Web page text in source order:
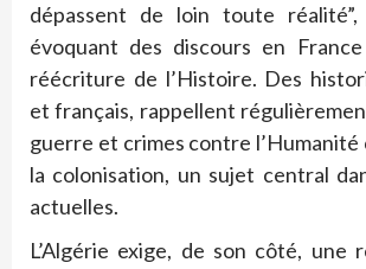
dépassent de loin toute
évoquant des discours en
réécriture de l’Histoire. Des
et français, rappellent
guerre et crimes contre l’Humanité
la colonisation, un sujet central
actuelles.
L’Algérie exige, de son côté, une